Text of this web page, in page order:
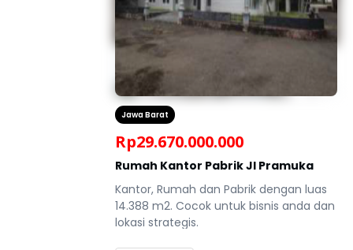
Jawa Barat
Rp29.670.000.000
Rumah Kantor Pabrik Jl Pramuka
Kantor, Rumah dan Pabrik dengan luas
14.388 m2. Cocok untuk bisnis anda dan
lokasi strategis.